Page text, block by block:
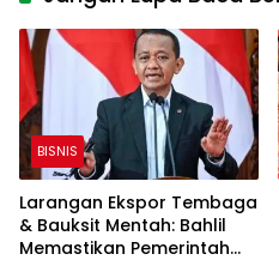
BISNIS
Larangan Ekspor Tembaga
& Bauksit Mentah: Bahlil
Memastikan Pemerintah